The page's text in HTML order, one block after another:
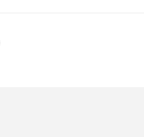
んですが、結構歩くし、床
で休みました。昨日～今日
続けてしまいます。